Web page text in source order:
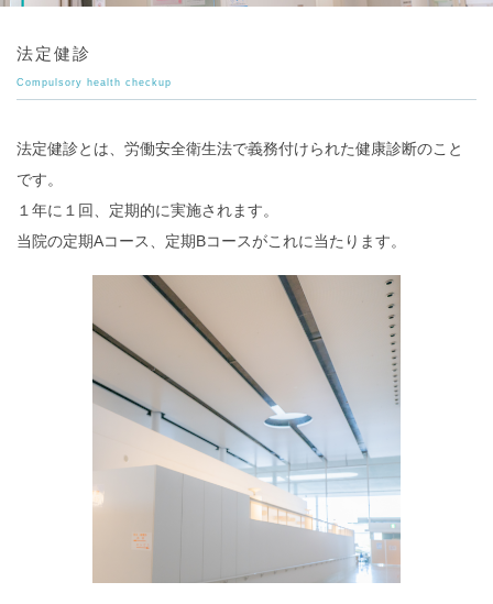
法定健診
Compulsory health checkup
法定健診とは、労働安全衛生法で義務付けられた健康診断のこと
です。
１年に１回、定期的に実施されます。
当院の定期Aコース、定期Bコースがこれに当たります。